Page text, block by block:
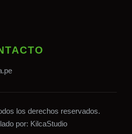
los derechos reservados.
por: KilcaStudio